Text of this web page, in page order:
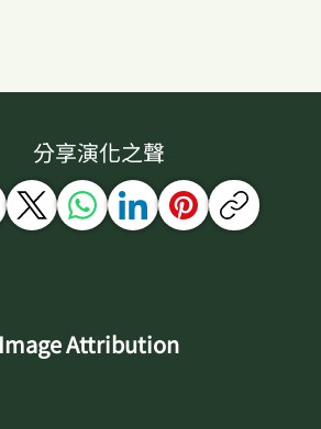
分享演化之聲
Image Attribution